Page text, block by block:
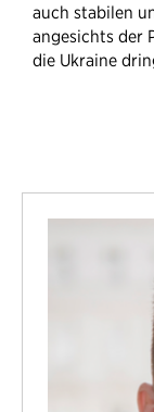
auch stabilen
angesichts der
die Ukraine